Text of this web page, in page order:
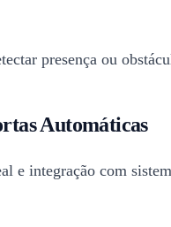
presença ou
Automáticas
e integração com